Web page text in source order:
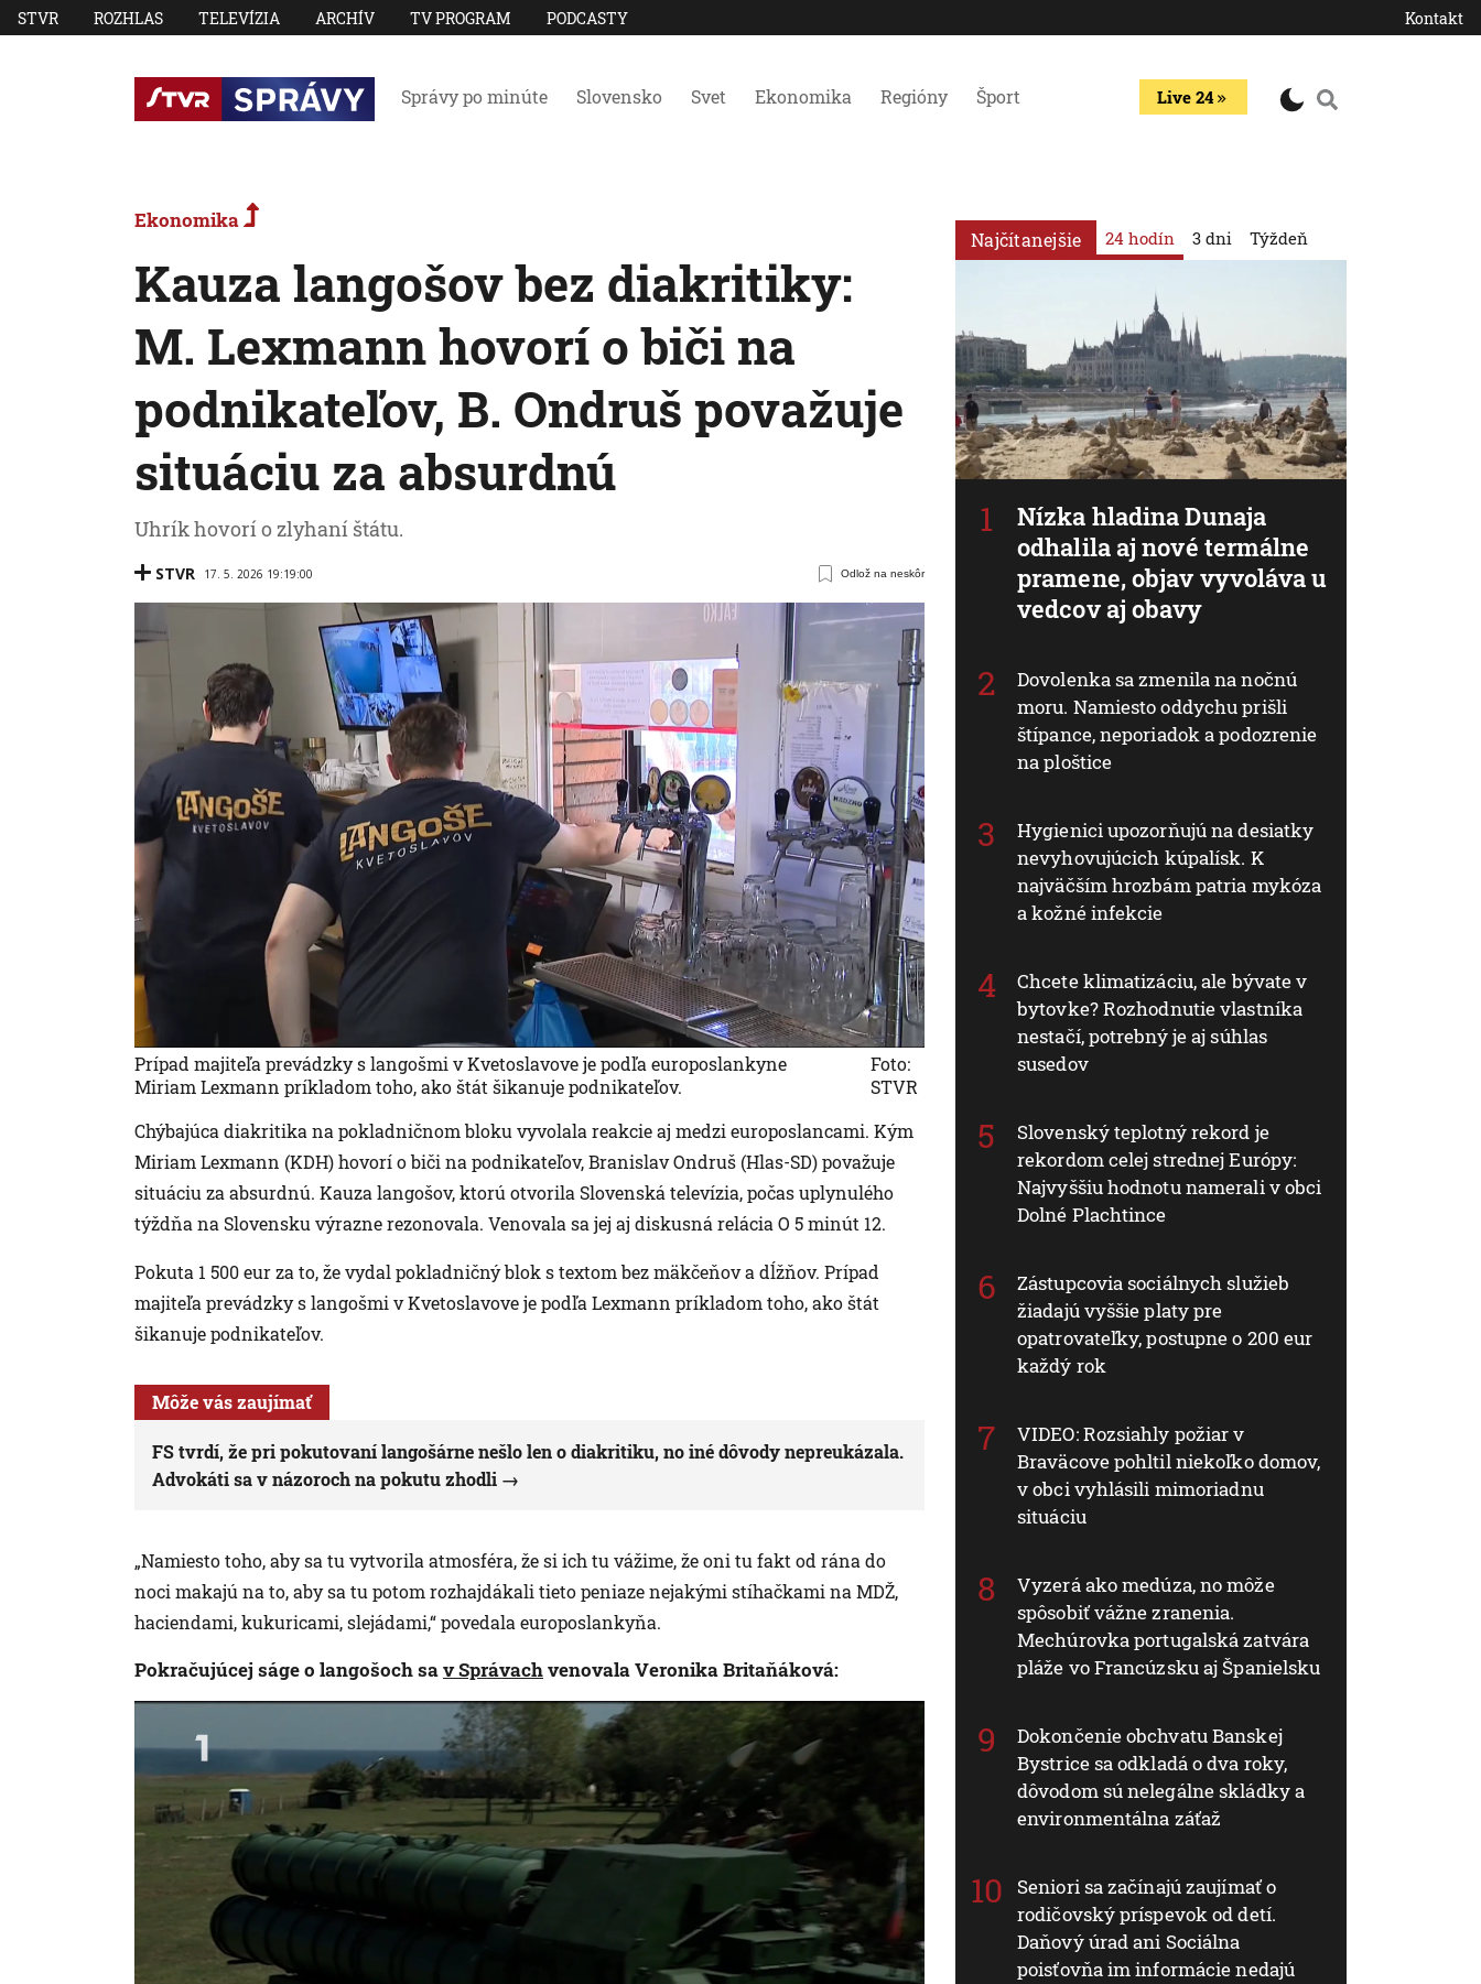
STVR ROZHLAS TELEVÍZIA ARCHÍV TV PROGRAM PODCASTY Kontakt
Správy po minúte Slovensko Svet Ekonomika Regióny Šport Live 24
Ekonomika
Kauza langošov bez diakritiky:
M. Lexmann hovorí o biči na
podnikateľov, B. Ondruš považuje
situáciu za absurdnú
Uhrík hovorí o zlyhaní štátu.
STVR 17. 5. 2026 19:19:00 Odlož na neskôr
Prípad majiteľa prevádzky s langošmi v Kvetoslavove je podľa europoslankyne
Miriam Lexmann príkladom toho, ako štát šikanuje podnikateľov.
Foto:
STVR
Chýbajúca diakritika na pokladničnom bloku vyvolala reakcie aj medzi europoslancami. Kým
Miriam Lexmann (KDH) hovorí o biči na podnikateľov, Branislav Ondruš (Hlas-SD) považuje
situáciu za absurdnú. Kauza langošov, ktorú otvorila Slovenská televízia, počas uplynulého
týždňa na Slovensku výrazne rezonovala. Venovala sa jej aj diskusná relácia O 5 minút 12.
Pokuta 1 500 eur za to, že vydal pokladničný blok s textom bez mäkčeňov a dĺžňov. Prípad
majiteľa prevádzky s langošmi v Kvetoslavove je podľa Lexmann príkladom toho, ako štát
šikanuje podnikateľov.
Môže vás zaujímať
FS tvrdí, že pri pokutovaní langošárne nešlo len o diakritiku, no iné dôvody nepreukázala.
Advokáti sa v názoroch na pokutu zhodli
„Namiesto toho, aby sa tu vytvorila atmosféra, že si ich tu vážime, že oni tu fakt od rána do
noci makajú na to, aby sa tu potom rozhajdákali tieto peniaze nejakými stíhačkami na MDŽ,
haciendami, kukuricami, slejádami,“ povedala europoslankyňa.
Pokračujúcej ságe o langošoch sav Správachvenovala Veronika Britaňáková:
Najčítanejšie 24 hodín
Nízka hladina Dunaja
odhalila aj nové termálne
pramene, objav vyvoláva u
vedcov aj obavy
Dovolenka sa zmenila na nočnú
moru. Namiesto oddychu prišli
štípance, neporiadok a podozrenie
na ploštice
Hygienici upozorňujú na desiatky
nevyhovujúcich kúpalísk. K
najväčším hrozbám patria mykóza
a kožné infekcie
Chcete klimatizáciu, ale bývate v
bytovke? Rozhodnutie vlastníka
nestačí, potrebný je aj súhlas
susedov
Slovenský teplotný rekord je
rekordom celej strednej Európy:
Najvyššiu hodnotu namerali v obci
Dolné Plachtince
Zástupcovia sociálnych služieb
žiadajú vyššie platy pre
opatrovateľky, postupne o 200 eur
každý rok
VIDEO: Rozsiahly požiar v
Braväcove pohltil niekoľko domov,
v obci vyhlásili mimoriadnu
situáciu
Vyzerá ako medúza, no môže
spôsobiť vážne zranenia.
Mechúrovka portugalská zatvára
pláže vo Francúzsku aj Španielsku
Dokončenie obchvatu Banskej
Bystrice sa odkladá o dva roky,
dôvodom sú nelegálne skládky a
environmentálna záťaž
Seniori sa začínajú zaujímať o
rodičovský príspevok od detí.
Daňový úrad ani Sociálna
poisťovňa im informácie nedajú
3 dni Týždeň